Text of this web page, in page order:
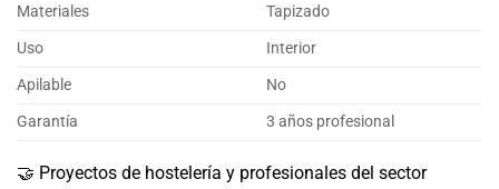
Materiales
Tapizado
Uso
Interior
Apilable
No
Garantía
3 años profesional
🤝 Proyectos de hostelería y profesionales del sector